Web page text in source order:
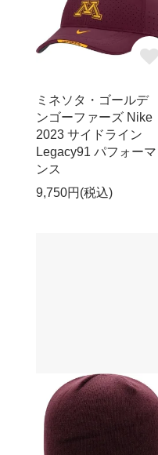
ミネソタ・ゴールデ
ンゴーファーズ Nike
2023 サイドライン
Legacy91 パフォーマ
ンス
9,750円(税込)